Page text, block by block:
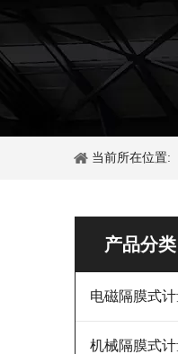
当前所在位置:
产品分类
电磁隔膜式
机械隔膜式